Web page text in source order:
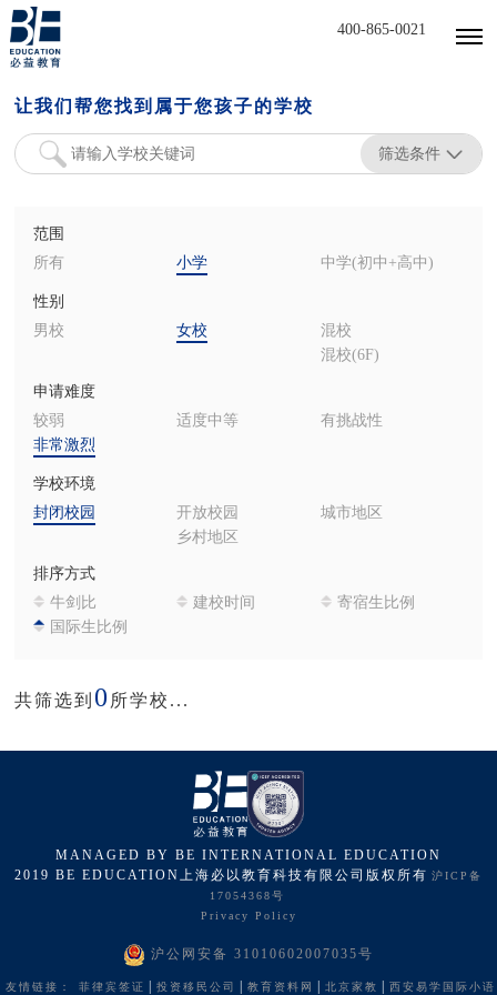
400-865-0021
让我们帮您找到属于您孩子的学校
筛选条件
范围
所有
小学 中学(初中+高中)
性别
男校
女校
混校
混校(6F)
申请难度
较弱
适度中等
有挑战性
非常激烈
学校环境
封闭校园
开放校园
城市地区
乡村地区
排序方式
牛剑比
建校时间
寄宿生比例
国际生比例
共筛选到 0 所学校...
MANAGED BY BE INTERNATIONAL EDUCATION
2019 BE EDUCATION上海必以教育科技有限公司版权所有 沪ICP备
17054368号
Privacy Policy
沪公网安备 31010602007035号
友情链接： 菲律宾签证 投资移民公司 教育资料网 北京家教 西安易学国际小语